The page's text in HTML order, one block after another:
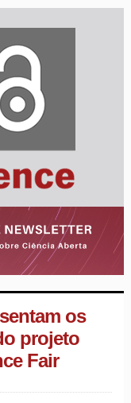
os
projeto
Fair